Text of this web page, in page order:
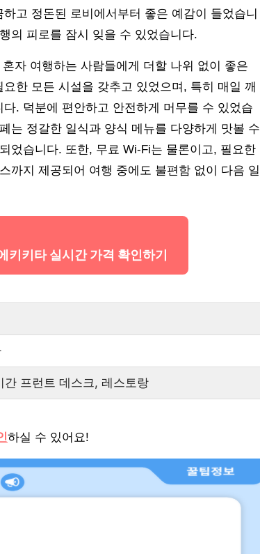
고 정돈된 로비에서부터 좋은 예감이 들었습니
의 피로를 잠시 잊을 수 있었습니다.
자 여행하는 사람들에게 더할 나위 없이 좋은
한 모든 시설을 갖추고 있었으며, 특히 매일 깨
. 덕분에 편안하고 안전하게 머무를 수 있었습
는 정갈한 일식과 양식 메뉴를 다양하게 맛볼 수
었습니다. 또한, 무료 Wi-Fi는 물론이고, 필요한
까지 제공되어 여행 중에도 불편함 없이 다음 일
키키타 실시간 가격 확인하기
프런트 데스크, 레스토랑
하실 수 있어요!